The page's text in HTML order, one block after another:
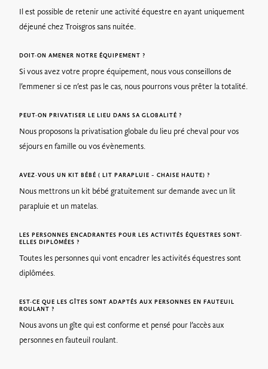
Il est possible de retenir une activité équestre en ayant uniquement
déjeuné chez Troisgros sans nuitée.
DOIT-ON AMENER NOTRE ÉQUIPEMENT ?
Si vous avez votre propre équipement, nous vous conseillons de
l’emmener si ce n’est pas le cas, nous pourrons vous prêter la totalité.
PEUT-ON PRIVATISER LE LIEU DANS SA GLOBALITÉ ?
Nous proposons la privatisation globale du lieu pré cheval pour vos
séjours en famille ou vos évènements.
AVEZ-VOUS UN KIT BÉBÉ ( LIT PARAPLUIE – CHAISE HAUTE) ?
Nous mettrons un kit bébé gratuitement sur demande avec un lit
parapluie et un matelas.
LES PERSONNES ENCADRANTES POUR LES ACTIVITÉS ÉQUESTRES SONT-
ELLES DIPLÔMÉES ?
Toutes les personnes qui vont encadrer les activités équestres sont
diplômées.
EST-CE QUE LES GÎTES SONT ADAPTÉS AUX PERSONNES EN FAUTEUIL
ROULANT ?
Nous avons un gîte qui est conforme et pensé pour l’accès aux
personnes en fauteuil roulant.